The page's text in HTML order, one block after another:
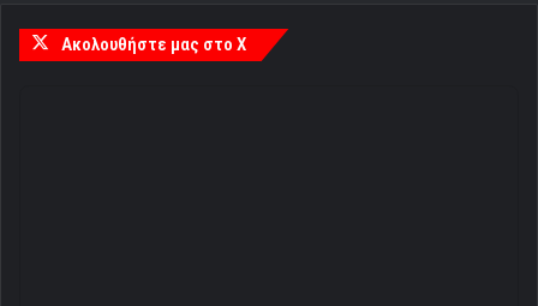
Ακολουθήστε μας στο X